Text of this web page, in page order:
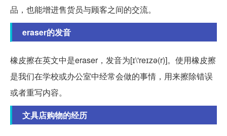
品，也能增进售货员与顾客之间的交流。
eraser的发音
橡皮擦在英文中是eraser，发音为[ɪ\'reɪzə(r)]。使用橡皮擦
是我们在学校或办公室中经常会做的事情，用来擦除错误
或者重写内容。
文具店购物的经历